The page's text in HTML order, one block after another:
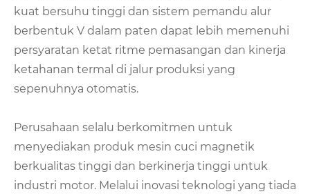
kuat bersuhu tinggi dan sistem pemandu alur
berbentuk V dalam paten dapat lebih memenuhi
persyaratan ketat ritme pemasangan dan kinerja
ketahanan termal di jalur produksi yang
sepenuhnya otomatis.
Perusahaan selalu berkomitmen untuk
menyediakan produk mesin cuci magnetik
berkualitas tinggi dan berkinerja tinggi untuk
industri motor. Melalui inovasi teknologi yang tiada